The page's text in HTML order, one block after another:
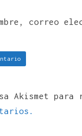
correo
Akismet para